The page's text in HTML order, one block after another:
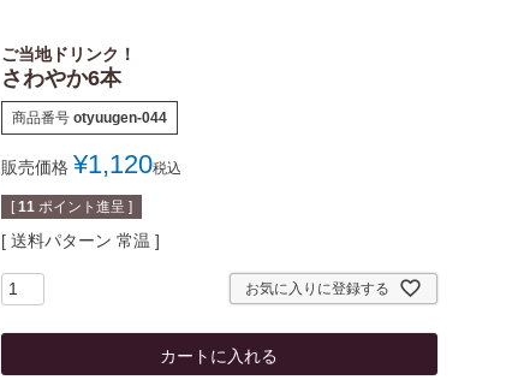
ご当地ドリンク！
さわやか6本
商品番号 otyuugen-044
販売価格 ¥1,120税込
[ 11 ポイント進呈 ]
送料パターン 常温
お気に入りに登録する
カートに入れる